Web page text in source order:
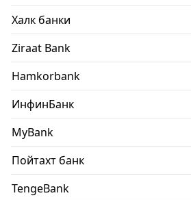
Халк банки
Ziraat Bank
Hamkorbank
ИнфинБанк
MyBank
Пойтахт банк
TengeBank